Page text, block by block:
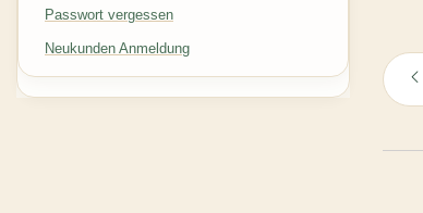
Passwort vergessen
Neukunden Anmeldung